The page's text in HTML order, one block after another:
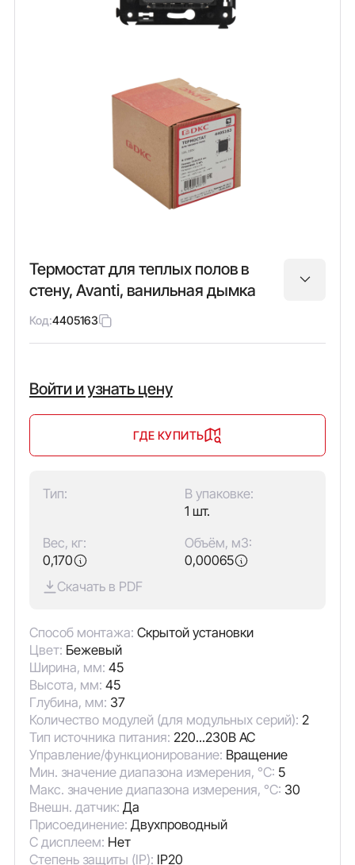
Термостат для теплых полов в
стену, Avanti, ванильная дымка
Код:4405163
Войти и узнать цену
ГДЕ КУПИТЬ
Тип:
В упаковке:
1 шт.
Вес, кг:
0,170
Объём, м3:
0,00065
Скачать в PDF
Способ монтажа: Скрытой установки
Цвет: Бежевый
Ширина, мм: 45
Высота, мм: 45
Глубина, мм: 37
Количество модулей (для модульных серий): 2
Тип источника питания: 220...230В AC
Управление/функционирование: Вращение
Мин. значение диапазона измерения, °C: 5
Макс. значение диапазона измерения, °C: 30
Внешн. датчик: Да
Присоединение: Двухпроводный
С дисплеем: Нет
Степень защиты (IP): IP20